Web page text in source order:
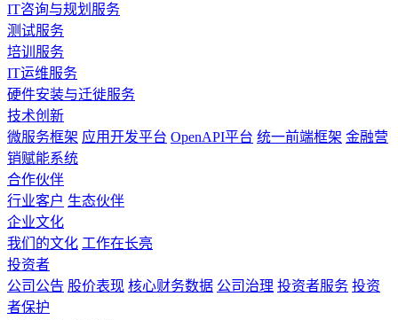
IT咨询与规划服务
测试服务
培训服务
IT运维服务
硬件安装与迁徙服务
技术创新
微服务框架 应用开发平台 OpenAPI平台 统一前端框架 金融营
销赋能系统
合作伙伴
行业客户 生态伙伴
企业文化
我们的文化 工作在长亮
投资者
公司公告 股价表现 核心财务数据 公司治理 投资者服务 投资
者保护